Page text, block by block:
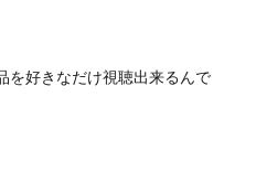
を好きなだけ視聴出来るんで